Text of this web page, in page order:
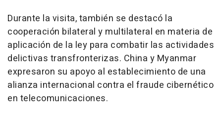
Durante la visita, también se destacó la
cooperación bilateral y multilateral en materia de
aplicación de la ley para combatir las actividades
delictivas transfronterizas. China y Myanmar
expresaron su apoyo al establecimiento de una
alianza internacional contra el fraude cibernético
en telecomunicaciones.